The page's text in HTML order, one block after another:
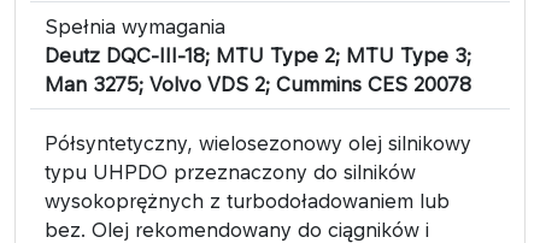
Spełnia wymagania
Deutz DQC-III-18; MTU Type 2; MTU Type 3;
Man 3275; Volvo VDS 2; Cummins CES 20078
Półsyntetyczny, wielosezonowy olej silnikowy
typu UHPDO przeznaczony do silników
wysokoprężnych z turbodoładowaniem lub
bez. Olej rekomendowany do ciągników i